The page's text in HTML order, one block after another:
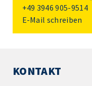
+49 3946 905-9514
E-Mail schreiben
KONTAKT